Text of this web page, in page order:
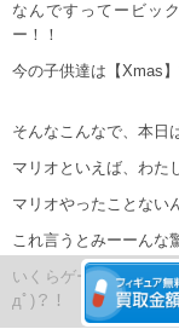
なんですってービッ
ー！！
今の子供達は【Xmas
そんなこんなで、本日
マリオといえば、わた
マリオやったことない
これ言うとみーーんな
いくらゲームやったこ
дﾟ)？！